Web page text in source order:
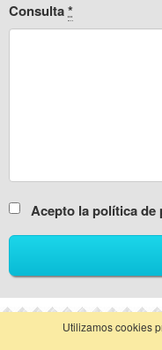
Consulta*
Acepto la política de
Utilizamos cookies